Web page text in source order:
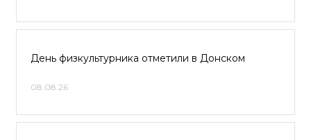
День физкультурника отметили в Донском
08.08.26